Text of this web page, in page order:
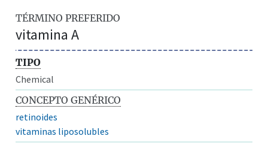
TÉRMINO PREFERIDO
vitamina A
TIPO
Chemical
CONCEPTO GENÉRICO
retinoides
vitaminas liposolubles